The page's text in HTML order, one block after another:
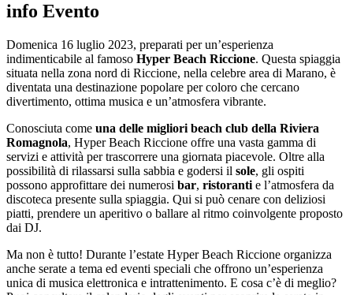
info Evento
Domenica 16 luglio 2023, preparati per un’esperienza
indimenticabile al famoso Hyper Beach Riccione. Questa spiaggia
situata nella zona nord di Riccione, nella celebre area di Marano, è
diventata una destinazione popolare per coloro che cercano
divertimento, ottima musica e un’atmosfera vibrante.
Conosciuta come una delle migliori beach club della Riviera
Romagnola, Hyper Beach Riccione offre una vasta gamma di
servizi e attività per trascorrere una giornata piacevole. Oltre alla
possibilità di rilassarsi sulla sabbia e godersi il sole, gli ospiti
possono approfittare dei numerosi bar, ristoranti e l’atmosfera da
discoteca presente sulla spiaggia. Qui si può cenare con deliziosi
piatti, prendere un aperitivo o ballare al ritmo coinvolgente proposto
dai DJ.
Ma non è tutto! Durante l’estate Hyper Beach Riccione organizza
anche serate a tema ed eventi speciali che offrono un’esperienza
unica di musica elettronica e intrattenimento. E cosa c’è di meglio?